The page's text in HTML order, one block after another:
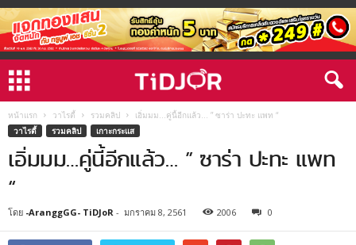
หน้าแรก วาไรตี้ รวมคลิป
เอิ่มมม…คู่นี้อีกแล้ว… ” ซาร่า ปะทะ แพท “
วาไรตี้
รวมคลิป เกาะกระแส
เอิ่มมม…คู่นี้อีกแล้ว… ” ซาร่า ปะทะ แพท
“
โดย -AranggGG- TiDJoR - มกราคม 8, 2561 2006 0